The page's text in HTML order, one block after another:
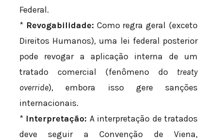
Federal.
* Revogabilidade: Como regra geral (exceto
Direitos Humanos), uma lei federal posterior
pode revogar a aplicação interna de um
tratado comercial (fenômeno do treaty
override), embora isso gere sanções
internacionais.
* Interpretação: A interpretação de tratados
deve seguir a Convenção de Viena,